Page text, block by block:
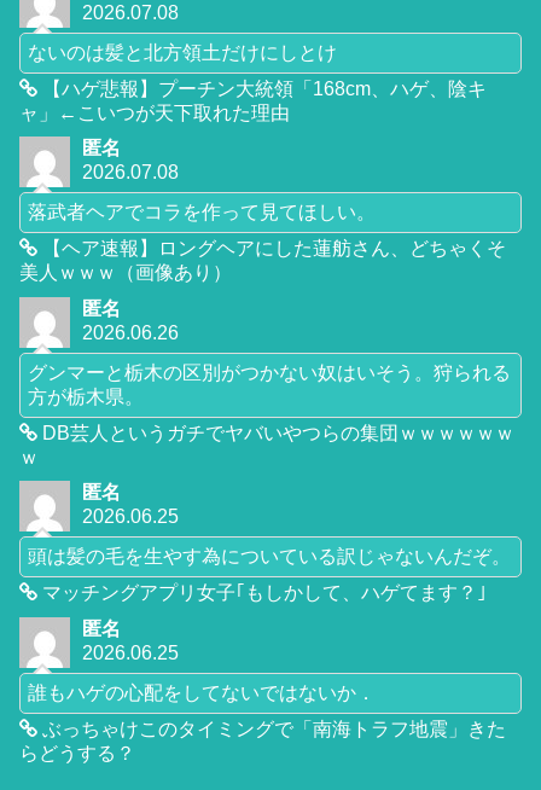
2026.07.08
ないのは髪と北方領土だけにしとけ
【ハゲ悲報】プーチン大統領「168cm、ハゲ、陰キ
ャ」←こいつが天下取れた理由
匿名
2026.07.08
落武者ヘアでコラを作って見てほしい。
【ヘア速報】ロングヘアにした蓮舫さん、どちゃくそ
美人ｗｗｗ（画像あり）
匿名
2026.06.26
グンマーと栃木の区別がつかない奴はいそう。狩られる
方が栃木県。
DB芸人というガチでヤバいやつらの集団ｗｗｗｗｗｗ
ｗ
匿名
2026.06.25
頭は髪の毛を生やす為についている訳じゃないんだぞ。
マッチングアプリ女子｢もしかして、ハゲてます？｣
匿名
2026.06.25
誰もハゲの心配をしてないではないか．
ぶっちゃけこのタイミングで「南海トラフ地震」きた
らどうする？